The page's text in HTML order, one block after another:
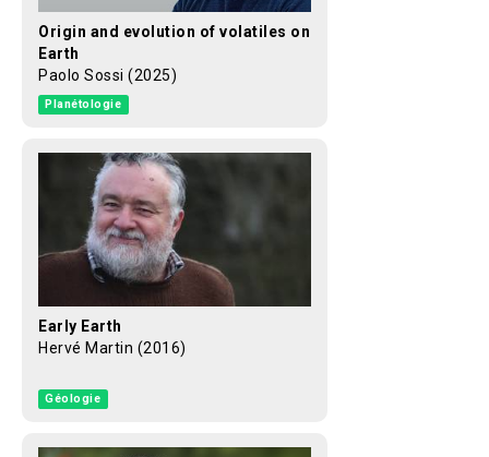
Origin and evolution of volatiles on
Earth
Paolo Sossi (2025)
Planétologie
Early Earth
Hervé Martin (2016)
Géologie